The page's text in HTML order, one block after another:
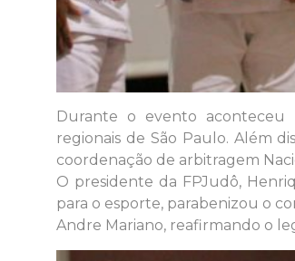
​Durante o evento aconteceu
regionais de São Paulo. Além
coordenação de arbitragem
​O presidente da FPJudô,
para o esporte, parabenizou o
Andre Mariano, reafirmando o